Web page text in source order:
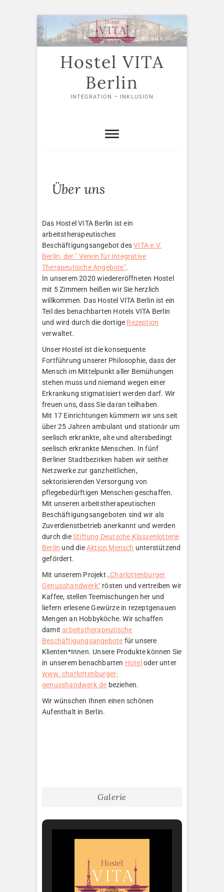
Skip
to
content
Hostel VITA
Berlin
INTEGRATION – INKLUSION
Über uns
Das Hostel VITA Berlin ist ein
arbeitstherapeutisches
Beschäftigungsangebot desVITA e.V.
Berlin, der " Verein für Integrative
Therapeutische Angebote".
In unserem 2020 wiedereröffneten Hostel
mit 5 Zimmern heißen wir Sie herzlich
willkommen. Das Hostel VITA Berlin ist ein
Teil des benachbarten Hotels VITA Berlin
und wird durch die dortige Rezeption
verwaltet.
Unser Hostel ist die konsequente
Fortführung unserer Philosophie, dass der
Mensch im Mittelpunkt aller Bemühungen
stehen muss und niemand wegen einer
Erkrankung stigmatisiert werden darf. Wir
freuen uns, dass Sie daran teilhaben.
Mit 17 Einrichtungen kümmern wir uns seit
über 25 Jahren ambulant und stationär um
seelisch erkrankte, alte und altersbedingt
seelisch erkrankte Menschen. In fünf
Berliner Stadtbezirken haben wir seither
Netzwerke zur ganzheitlichen,
sektorisierenden Versorgung von
pflegebedürftigen Menschen geschaffen.
Mit unseren arbeitstherapeutischen
Beschäftigungsangeboten sind wir als
Zuverdienstbetrieb anerkannt und werden
durch dieStiftung Deutsche Klassenlotterie
Berlin und dieAktion Mensch unterstützend
gefördert.
Mit unserem Projekt „Charlottenburger
Genusshandwerk“ rösten und vertreiben wir
Kaffee, stellen Teemischungen her und
liefern erlesene Gewürze in rezeptgenauen
Mengen an Hobbyköche. Wir schaffen
damitarbeitstherapeutische
Beschäftigungsangebote für unsere
Klienten*Innen. Unsere Produkte können Sie
in unserem benachbarten Hotel oder unter
www. charlottenburger-
genusshandwerk.de beziehen.
Wir wünschen Ihnen einen schönen
Aufenthalt in Berlin.
Galerie